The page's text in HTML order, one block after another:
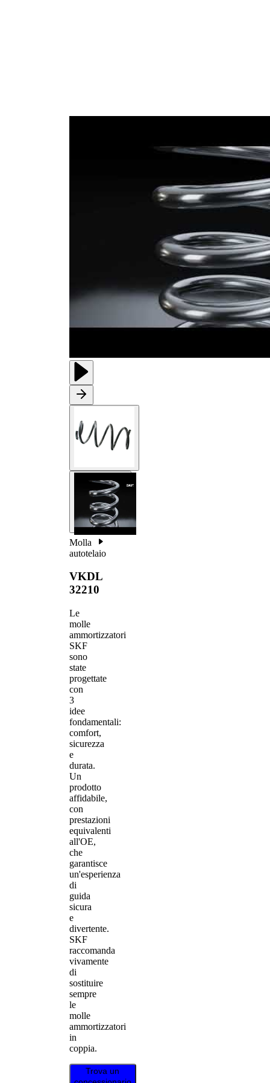
Molla
autotelaio
VKDL
32210
Le
molle
ammortizzatori
SKF
sono
state
progettate
con
3
idee
fondamentali:
comfort,
sicurezza
e
durata.
Un
prodotto
affidabile,
con
prestazioni
equivalenti
all'OE,
che
garantisce
un'esperienza
di
guida
sicura
e
divertente.
SKF
raccomanda
vivamente
di
sostituire
sempre
le
molle
ammortizzatori
in
coppia.
Trova un